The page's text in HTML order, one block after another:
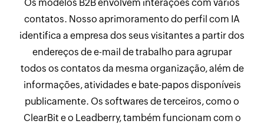
Os modelos B2B envolvem interações com vários
contatos. Nosso aprimoramento do perfil com IA
identifica a empresa dos seus visitantes a partir dos
endereços de e-mail de trabalho para agrupar
todos os contatos da mesma organização, além de
informações, atividades e bate-papos disponíveis
publicamente. Os softwares de terceiros, como o
ClearBit e o Leadberry, também funcionam com o